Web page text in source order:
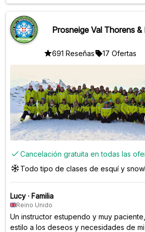
Prosneige Val Thorens &
691 Reseñas 17 Ofertas
Cancelación gratuita en todas las
Todo tipo de clases de esquí y
Lucy · Familia
Reino Unido
Un instructor estupendo y muy
estilo a los deseos y necesidades de